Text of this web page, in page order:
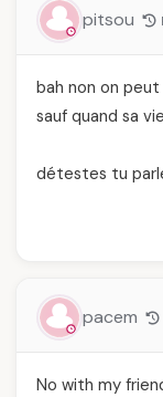
pitsou
bah non on
sauf quand sa
détestes tu
pacem
No with my